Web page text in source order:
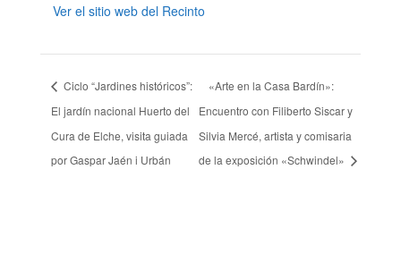
Ver el sitio web del Recinto
Ciclo “Jardines históricos”:
El jardín nacional Huerto del
Cura de Elche, visita guiada
por Gaspar Jaén i Urbán
«Arte en la Casa Bardín»:
Encuentro con Filiberto Siscar y
Silvia Mercé, artista y comisaria
de la exposición «Schwindel»